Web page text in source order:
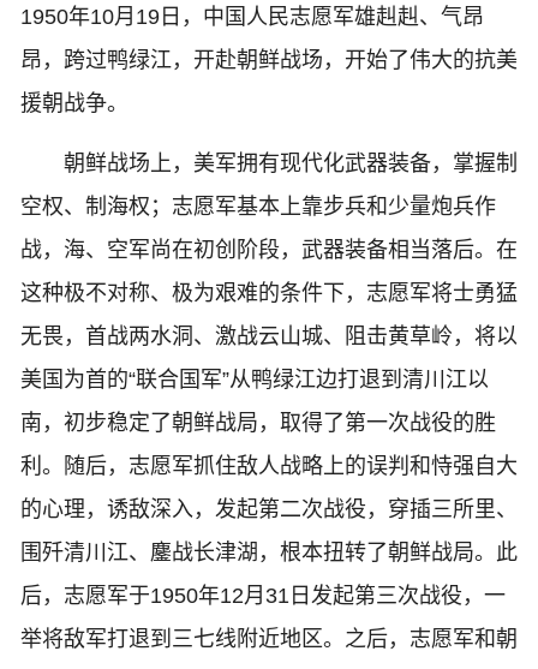
1950年10月19日，中国人民志愿军雄赳赳、气昂
昂，跨过鸭绿江，开赴朝鲜战场，开始了伟大的抗美
援朝战争。
朝鲜战场上，美军拥有现代化武器装备，掌握制
空权、制海权；志愿军基本上靠步兵和少量炮兵作
战，海、空军尚在初创阶段，武器装备相当落后。在
这种极不对称、极为艰难的条件下，志愿军将士勇猛
无畏，首战两水洞、激战云山城、阻击黄草岭，将以
美国为首的“联合国军”从鸭绿江边打退到清川江以
南，初步稳定了朝鲜战局，取得了第一次战役的胜
利。随后，志愿军抓住敌人战略上的误判和恃强自大
的心理，诱敌深入，发起第二次战役，穿插三所里、
围歼清川江、鏖战长津湖，根本扭转了朝鲜战局。此
后，志愿军于1950年12月31日发起第三次战役，一
举将敌军打退到三七线附近地区。之后，志愿军和朝